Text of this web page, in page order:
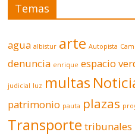
Temas
agua albistur arte Autopista
denuncia enrique espacio
judicial luz multas
patrimonio pauta plazas
Transporte tribunales